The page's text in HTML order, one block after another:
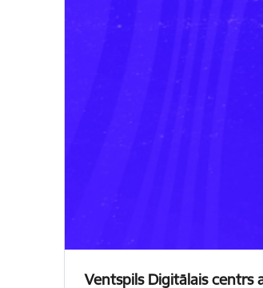
Ventspils Digitālais centrs